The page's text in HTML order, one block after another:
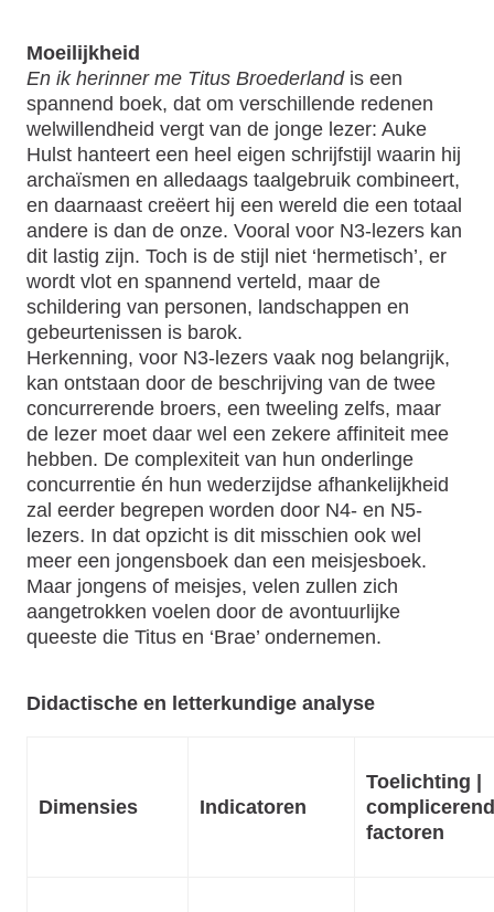
Moeilijkheid
En ik herinner me Titus Broederland is een
spannend boek, dat om verschillende redenen
welwillendheid vergt van de jonge lezer: Auke
Hulst hanteert een heel eigen schrijfstijl waarin hij
archaïsmen en alledaags taalgebruik combineert,
en daarnaast creëert hij een wereld die een totaal
andere is dan de onze. Vooral voor N3-lezers kan
dit lastig zijn. Toch is de stijl niet ‘hermetisch’, er
wordt vlot en spannend verteld, maar de
schildering van personen, landschappen en
gebeurtenissen is barok.
Herkenning, voor N3-lezers vaak nog belangrijk,
kan ontstaan door de beschrijving van de twee
concurrerende broers, een tweeling zelfs, maar
de lezer moet daar wel een zekere affiniteit mee
hebben. De complexiteit van hun onderlinge
concurrentie én hun wederzijdse afhankelijkheid
zal eerder begrepen worden door N4- en N5-
lezers. In dat opzicht is dit misschien ook wel
meer een jongensboek dan een meisjesboek.
Maar jongens of meisjes, velen zullen zich
aangetrokken voelen door de avontuurlijke
queeste die Titus en ‘Brae’ ondernemen.
Didactische en letterkundige analyse
Dimensies Indicatoren
Toelichting |
factoren